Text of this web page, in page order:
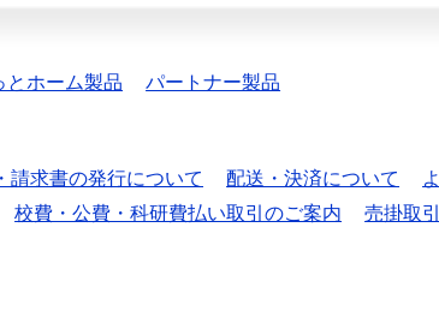
とホーム製品 パートナー製品
請求書の発行について 配送・決済について
校費・公費・科研費払い取引のご案内 売掛取